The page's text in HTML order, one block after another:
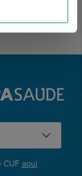
CUF aqui